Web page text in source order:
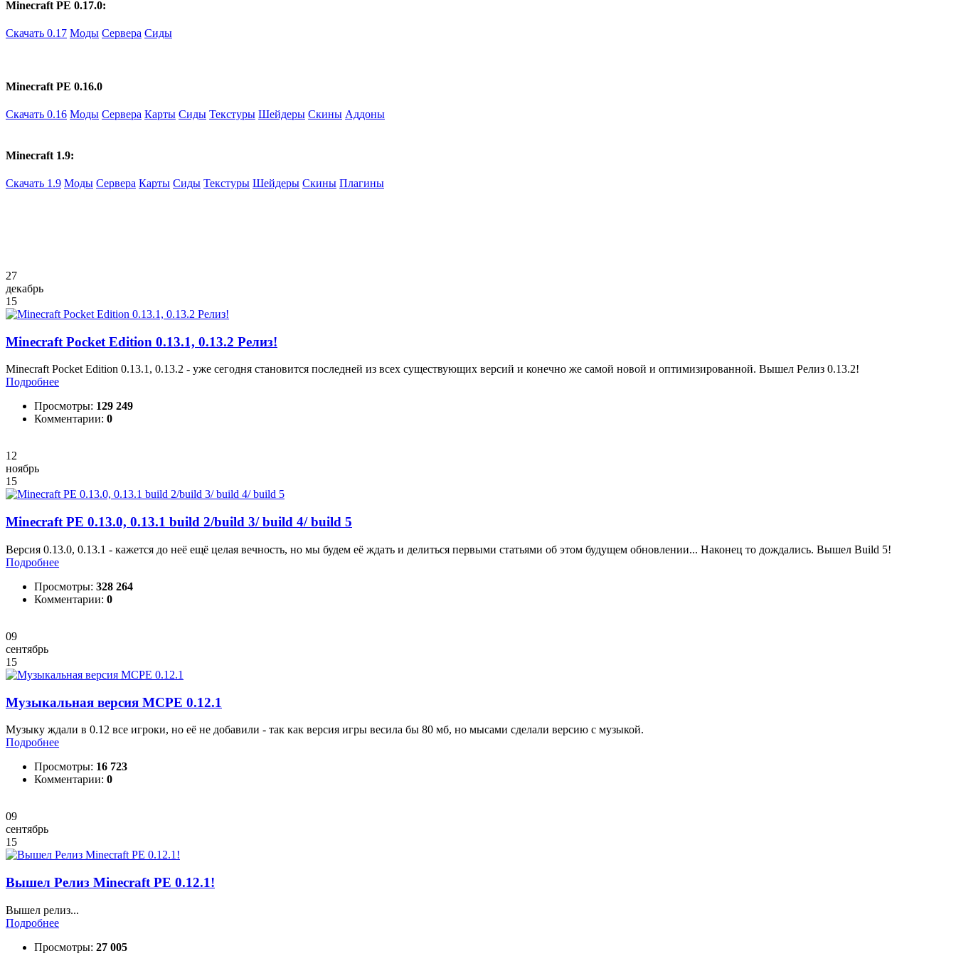
Minecraft PE 0.17.0:
Скачать 0.17 Моды Сервера Сиды
Minecraft PE 0.16.0
Скачать 0.16 Моды Сервера Карты Сиды Текстуры Шейдеры Скины Аддоны
Minecraft 1.9:
Скачать 1.9 Моды Сервера Карты Сиды Текстуры Шейдеры Скины Плагины
27
декабрь
15
Minecraft Pocket Edition 0.13.1, 0.13.2 Релиз!
Minecraft Pocket Edition 0.13.1, 0.13.2 - уже сегодня становится последней из всех существующих версий и конечно же самой новой и оптимизированной. Вышел Релиз 0.13.2!
Подробнее
Просмотры: 129 249
Комментарии: 0
12
ноябрь
15
Minecraft PE 0.13.0, 0.13.1 build 2/build 3/ build 4/ build 5
Версия 0.13.0, 0.13.1 - кажется до неё ещё целая вечность, но мы будем её ждать и делиться первыми статьями об этом будущем обновлении... Наконец то дождались. Вышел Build 5!
Подробнее
Просмотры: 328 264
Комментарии: 0
09
сентябрь
15
Музыкальная версия MCPE 0.12.1
Музыку ждали в 0.12 все игроки, но её не добавили - так как версия игры весила бы 80 мб, но мысами сделали версию с музыкой.
Подробнее
Просмотры: 16 723
Комментарии: 0
09
сентябрь
15
Вышел Релиз Minecraft PE 0.12.1!
Вышел релиз...
Подробнее
Просмотры: 27 005